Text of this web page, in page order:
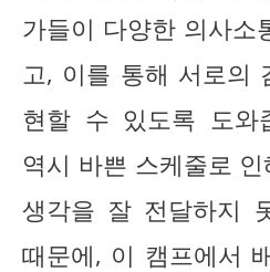
가들이 다양한 의사소
고, 이를 통해 서로의
현할 수 있도록 도와
역시 바쁜 스케줄로
생각을 잘 전달하지
때문에, 이 캠프에서